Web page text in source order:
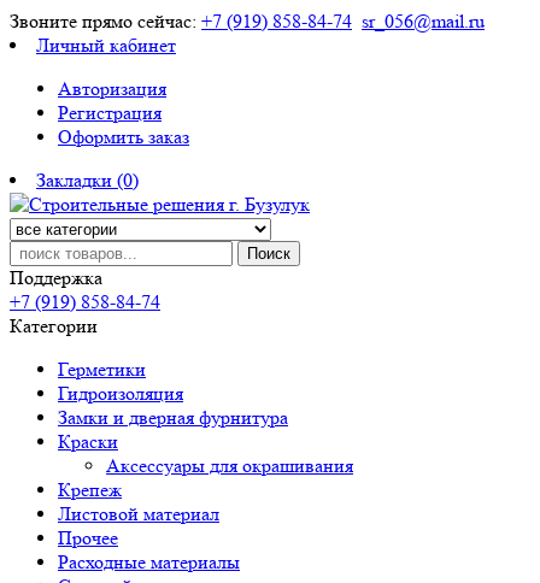
Звоните прямо сейчас: +7 (919) 858-84-74 sr_056@mail.ru
Личный кабинет
Авторизация
Регистрация
Оформить заказ
Закладки (0)
Поиск
Поддержка
+7 (919) 858-84-74
Категории
Герметики
Гидроизоляция
Замки и дверная фурнитура
Краски
Аксессуары для окрашивания
Крепеж
Листовой материал
Прочее
Расходные материалы